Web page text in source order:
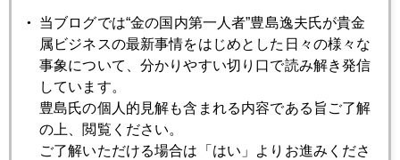
2022年02月21日
円建て金価格史上最高値更新
2022年02月18日
円建て金価格過去最高水準に接近
当ブログでは“金の国内第一人者”豊島逸夫氏が貴金
属ビジネスの最新事情をはじめとした日々の様々な
事象について、分かりやすい切り口で読み解き発信
しています。
豊島氏の個人的見解も含まれる内容である旨ご了解
の上、閲覧ください。
ご了解いただける場合は「はい」よりお進みくださ